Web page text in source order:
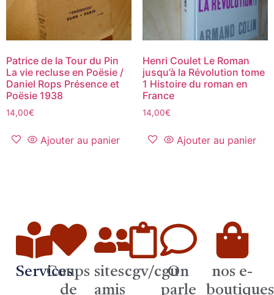
Patrice de la Tour du Pin
La vie recluse en Poësie /
Daniel Rops Présence et
Poësie 1938
14,00€
Ajouter au panier
Henri Coulet Le Roman
jusqu’à la Révolution tome
1 Histoire du roman en
France
14,00€
Ajouter au panier
Services
Coups
de
sites
amis
cgv/cguOn
parle
nos e-
boutiques